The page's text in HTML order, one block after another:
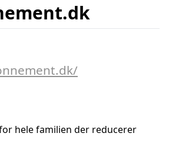
hele familien der reducerer